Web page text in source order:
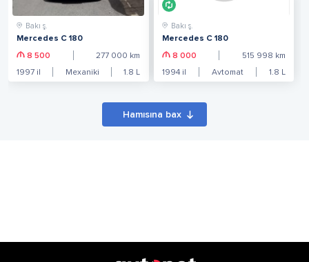
Bakı ş.
Mercedes C 180
8 500 277 000 km
1997 il Mexaniki 1.8 L
Bakı ş.
Mercedes C 180
8 000 515 998 km
1994il Avtomat 1.8 L
Hamısına bax